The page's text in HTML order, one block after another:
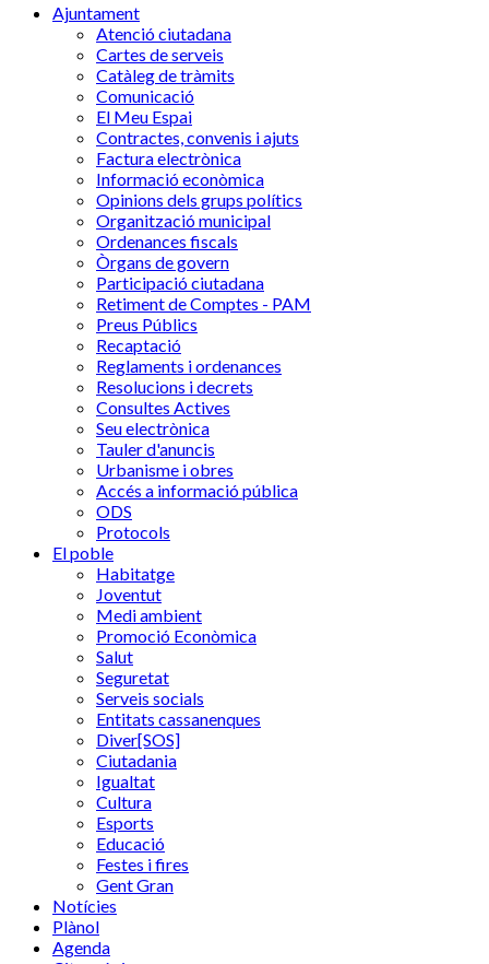
Ajuntament
Atenció ciutadana
Cartes de serveis
Catàleg de tràmits
Comunicació
El Meu Espai
Contractes, convenis i ajuts
Factura electrònica
Informació econòmica
Opinions dels grups polítics
Organització municipal
Ordenances fiscals
Òrgans de govern
Participació ciutadana
Retiment de Comptes - PAM
Preus Públics
Recaptació
Reglaments i ordenances
Resolucions i decrets
Consultes Actives
Seu electrònica
Tauler d'anuncis
Urbanisme i obres
Accés a informació pública
ODS
Protocols
El poble
Habitatge
Joventut
Medi ambient
Promoció Econòmica
Salut
Seguretat
Serveis socials
Entitats cassanenques
Diver[SOS]
Ciutadania
Igualtat
Cultura
Esports
Educació
Festes i fires
Gent Gran
Notícies
Plànol
Agenda